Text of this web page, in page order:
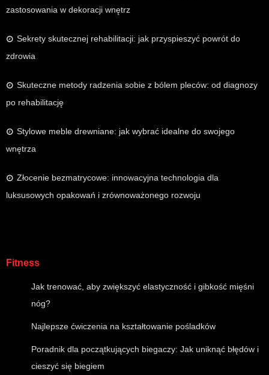
zastosowania w dekoracji wnętrz
Sekrety skutecznej rehabilitacji: jak przyspieszyć powrót do
zdrowia
Skuteczne metody radzenia sobie z bólem pleców: od diagnozy
po rehabilitację
Stylowe meble drewniane: jak wybrać idealne do swojego
wnętrza
Złocenie bezmatrycowe: innowacyjna technologia dla
luksusowych opakowań i zrównoważonego rozwoju
Fitness
Jak trenować, aby zwiększyć elastyczność i gibkość mięśni
nóg?
Najlepsze ćwiczenia na kształtowanie pośladków
Poradnik dla początkujących biegaczy: Jak uniknąć błędów i
cieszyć się biegiem